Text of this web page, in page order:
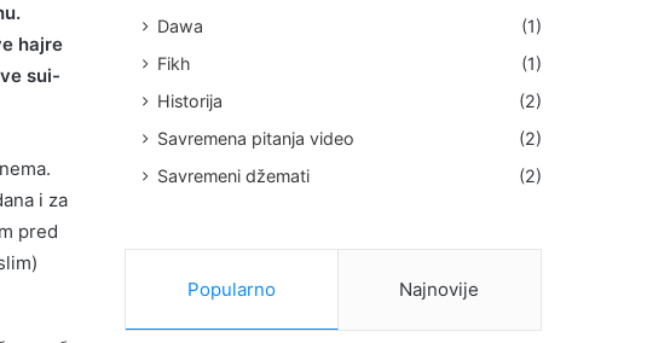
hajre
sui-
i za
pred
Dawa
(1)
Fikh
(1)
Historija
(2)
Savremena pitanja video
(2)
Savremeni džemati
(2)
Popularno Najnovije